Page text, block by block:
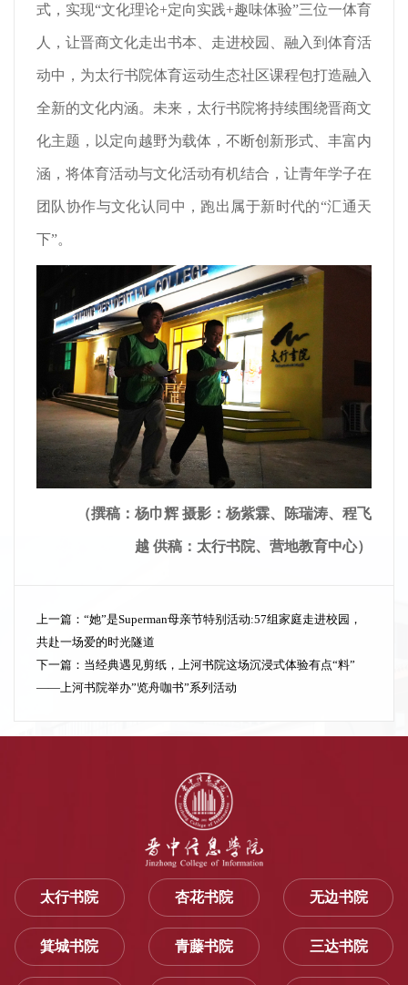
式，实现“文化理论+定向实践+趣味体验”三位一体育
人，让晋商文化走出书本、走进校园、融入到体育活
动中，为太行书院体育运动生态社区课程包打造融入
全新的文化内涵。未来，太行书院将持续围绕晋商文
化主题，以定向越野为载体，不断创新形式、丰富内
涵，将体育活动与文化活动有机结合，让青年学子在
团队协作与文化认同中，跑出属于新时代的“汇通天
下”。
（撰稿：杨巾辉 摄影：杨紫霖、陈瑞涛、程飞
越 供稿：太行书院、营地教育中心）
上一篇： “她”是Superman母亲节特别活动:57组家庭走进校园，
共赴一场爱的时光隧道
下一篇： 当经典遇见剪纸，上河书院这场沉浸式体验有点“料”
——上河书院举办”览舟咖书”系列活动
太行书院 杏花书院 无边书院
箕城书院 青藤书院 三达书院